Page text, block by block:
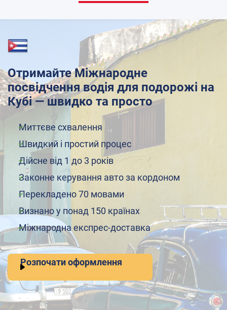
Отримайте Міжнародне
посвідчення водія для подорожі на
Кубі — швидко та просто
Миттєве схвалення
Швидкий і простий процес
Дійсне від 1 до 3 років
Законне керування авто за кордоном
Перекладено 70 мовами
Визнано у понад 150 країнах
Міжнародна експрес-доставка
Розпочати оформлення